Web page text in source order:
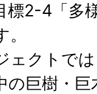
標2-4「多
ェクトで
の巨樹・